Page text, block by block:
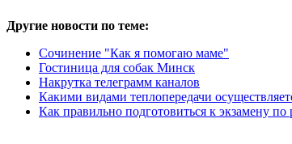
Другие новости по теме:
Сочинение "Как я помогаю маме"
Гостиница для собак Минск
Накрутка телеграмм каналов
Какими видами теплопередачи
Как правильно подготовиться к экзамену по